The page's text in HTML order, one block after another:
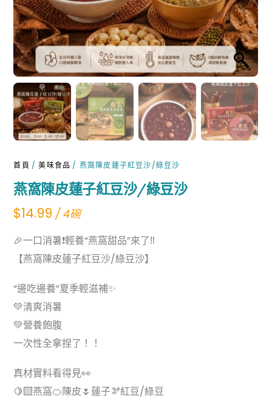
首頁 /美味食品 / 燕窩陳皮蓮子紅豆沙/綠豆沙
燕窩陳皮蓮子紅豆沙/綠豆沙
$14.99 / 4碗
🎉一口消暑❗️輕養“燕窩甜品”來了‼️
【燕窩陳皮蓮子紅豆沙/綠豆沙】
“邊吃邊養”夏季輕滋補✨
💚清爽消暑
💚營養飽腹
一次性全拿捏了！！
真材實料看得見👀
🍋‍🟩燕窩🍊陳皮🌷蓮子🫘紅豆/綠豆